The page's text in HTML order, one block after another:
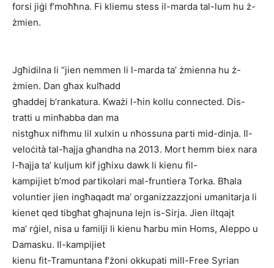
forsi jiġi f’moħħna. Fi kliemu stess il-marda tal-lum hu ż-
żmien.
Jgħidilna li “jien nemmen li l-marda ta’ żmienna hu ż-
żmien. Dan għax kulħadd
għaddej b’rankatura. Kważi l-ħin kollu connected. Dis-
tratti u minħabba dan ma
nistgħux nifhmu lil xulxin u nħossuna parti mid-dinja. Il-
veloċità tal-ħajja għandha na 2013. Mort hemm biex nara
l-ħajja ta’ kuljum kif jgħixu dawk li kienu fil-
kampijiet b’mod partikolari mal-fruntiera Torka. Bħala
voluntier jien ingħaqadt ma’ organizzazzjoni umanitarja li
kienet qed tibgħat għajnuna lejn is-Sirja. Jien iltqajt
ma’ rġiel, nisa u familji li kienu ħarbu min Homs, Aleppo u
Damasku. Il-kampijiet
kienu fit-Tramuntana f’żoni okkupati mill-Free Syrian